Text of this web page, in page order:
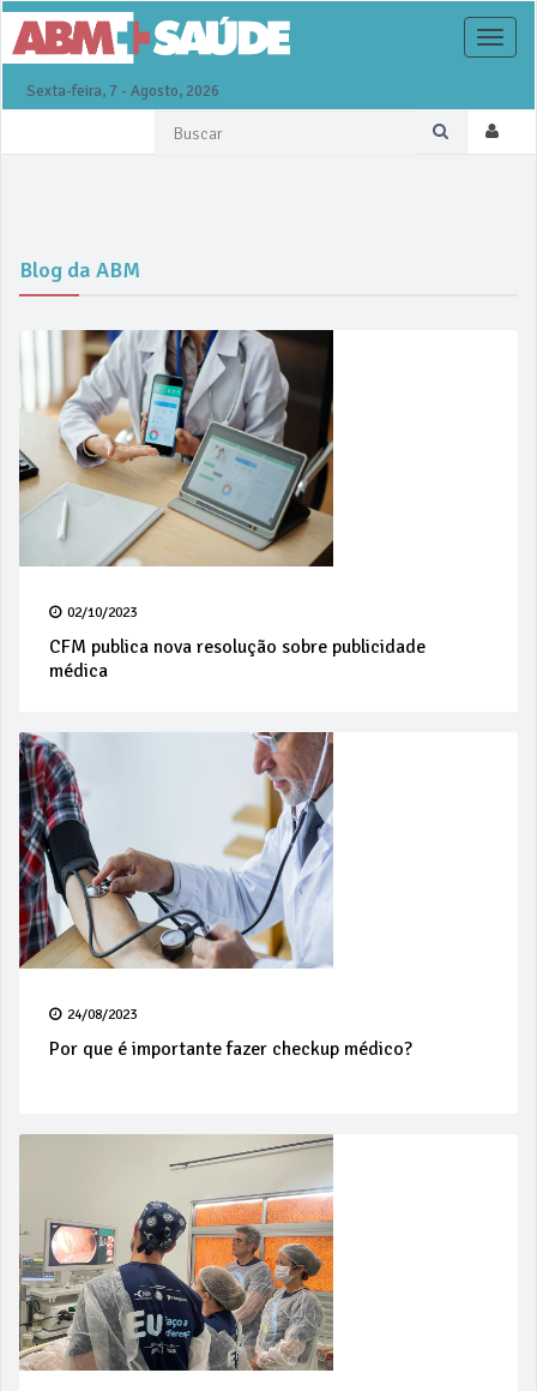
Sexta-feira, 7 - Agosto, 2026
Toggle
Blog da ABM
02/10/2023
CFM publica nova resolução sobre publicidade
médica
24/08/2023
Por que é importante fazer checkup médico?